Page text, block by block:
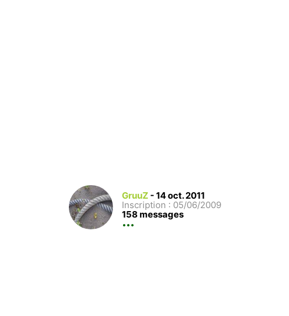
GruuZ - 14 oct. 2011
Inscription : 05/06/2009
158 messages